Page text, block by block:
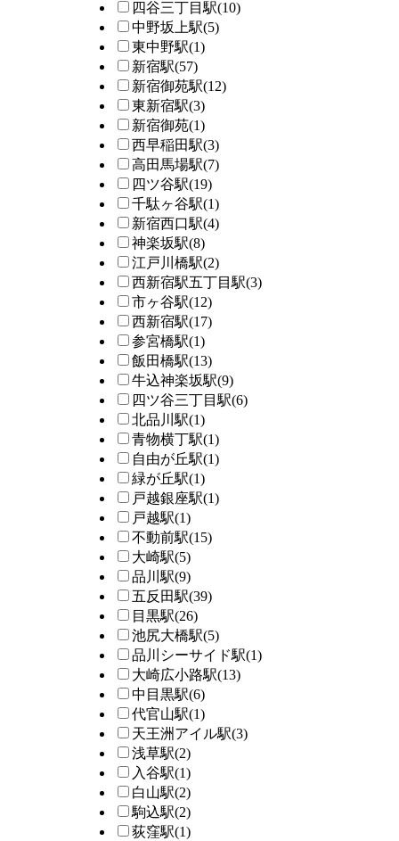
四谷三丁目駅(10)
中野坂上駅(5)
東中野駅(1)
新宿駅(57)
新宿御苑駅(12)
東新宿駅(3)
新宿御苑(1)
西早稲田駅(3)
高田馬場駅(7)
四ツ谷駅(19)
千駄ヶ谷駅(1)
新宿西口駅(4)
神楽坂駅(8)
江戸川橋駅(2)
西新宿駅五丁目駅(3)
市ヶ谷駅(12)
西新宿駅(17)
参宮橋駅(1)
飯田橋駅(13)
牛込神楽坂駅(9)
四ツ谷三丁目駅(6)
北品川駅(1)
青物横丁駅(1)
自由が丘駅(1)
緑が丘駅(1)
戸越銀座駅(1)
戸越駅(1)
不動前駅(15)
大崎駅(5)
品川駅(9)
五反田駅(39)
目黒駅(26)
池尻大橋駅(5)
品川シーサイド駅(1)
大崎広小路駅(13)
中目黒駅(6)
代官山駅(1)
天王洲アイル駅(3)
浅草駅(2)
入谷駅(1)
白山駅(2)
駒込駅(2)
荻窪駅(1)